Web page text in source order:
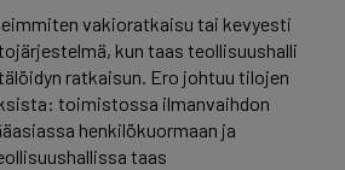
vakioratkaisu tai kevyesti
kun taas teollisuushalli
ratkaisun. Ero johtuu tilojen
toimistossa ilmanvaihdon
henkilökuormaan ja
taas